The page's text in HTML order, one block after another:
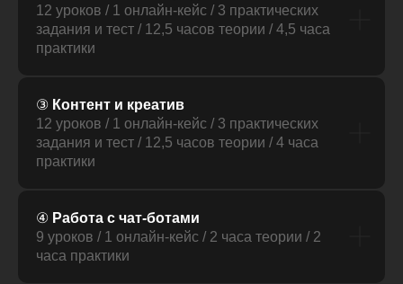
12 уроков / 1 онлайн-кейс / 3 практических
задания и тест / 12,5 часов теории / 4,5 часа
практики
③ Контент и креатив
12 уроков / 1 онлайн-кейс / 3 практических
задания и тест / 12,5 часов теории / 4 часа
практики
④ Работа с чат-ботами
9 уроков / 1 онлайн-кейс / 2 часа теории / 2
часа практики